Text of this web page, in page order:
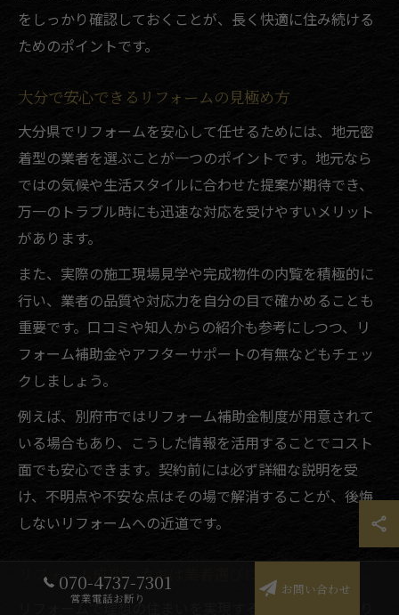
をしっかり確認しておくことが、長く快適に住み続ける
ためのポイントです。
大分で安心できるリフォームの見極め方
大分県でリフォームを安心して任せるためには、地元密
着型の業者を選ぶことが一つのポイントです。地元なら
ではの気候や生活スタイルに合わせた提案が期待でき、
万一のトラブル時にも迅速な対応を受けやすいメリット
があります。
また、実際の施工現場見学や完成物件の内覧を積極的に
行い、業者の品質や対応力を自分の目で確かめることも
重要です。口コミや知人からの紹介も参考にしつつ、リ
フォーム補助金やアフターサポートの有無などもチェッ
クしましょう。
例えば、別府市ではリフォーム補助金制度が用意されて
いる場合もあり、こうした情報を活用することでコスト
面でも安心できます。契約前には必ず詳細な説明を受
け、不明点や不安な点はその場で解消することが、後悔
しないリフォームへの近道です。
リフォーム成功のカギは業者選びにあり
リフォームで理想の住まいを実現するためには、やはり
070-4737-7301
営業電話お断り
お問い合わせ